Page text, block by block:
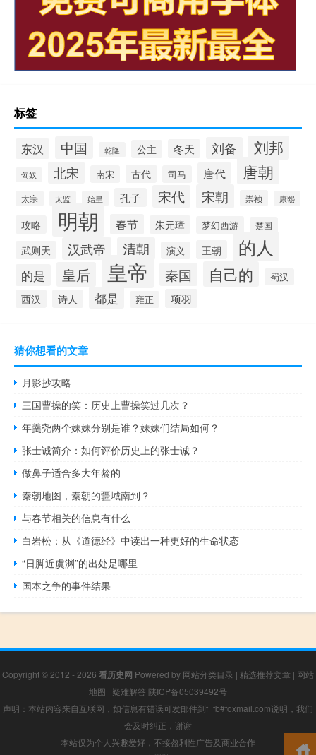
标签
东汉 中国 乾隆 公主 冬天 刘备 刘邦
匈奴 北宋 南宋 古代 司马 唐代 唐朝
太宗 太监 始皇 孔子 宋代 宋朝 崇祯 康熙
攻略 明朝 春节 朱元璋 梦幻西游 楚国
武则天 汉武帝 清朝 演义 王朝 的人
的是 皇后 皇帝 秦国 自己的 蜀汉
西汉 诗人 都是 雍正 项羽
猜你想看的文章
月影抄攻略
三国曹操的笑：历史上曹操笑过几次？
年羹尧两个妹妹分别是谁？妹妹们结局如何？
张士诚简介：如何评价历史上的张士诚？
做鼻子适合多大年龄的
秦朝地图，秦朝的疆域南到？
与春节相关的信息有什么
白岩松：从《道德经》中读出一种更好的生命状态
“日脚近虞渊”的出处是哪里
国本之争的事件结果
Copyright © 2012 - 2026 看历史网 Powered by 网站分类目录 | 精选推荐文章 | 网站
地图 | 疑难解答 陕ICP备05039492号
声明：本站内容来自互联网，如信息有错误可发邮件到f_fb#foxmail.com说明，我们
会及时纠正，谢谢
本站仅为个人兴趣爱好，不接盈利性广告及商业合作